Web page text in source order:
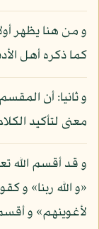
و من هنا يظهر
كما ذكره أهل
و ثانيا: أن
معنى لتأكيد
و قد أقسم الله
«و الله ربنا» و
لأغوينهم» و